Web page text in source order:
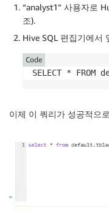
“analyst1” 사용자로
조).
Hive SQL 편집기에서
SELECT *
Code
이제 이 쿼리가 성공적으